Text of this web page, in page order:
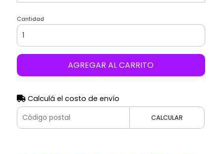
Cantidad
AGREGAR AL CARRITO
Calculá el costo de envío
CALCULAR